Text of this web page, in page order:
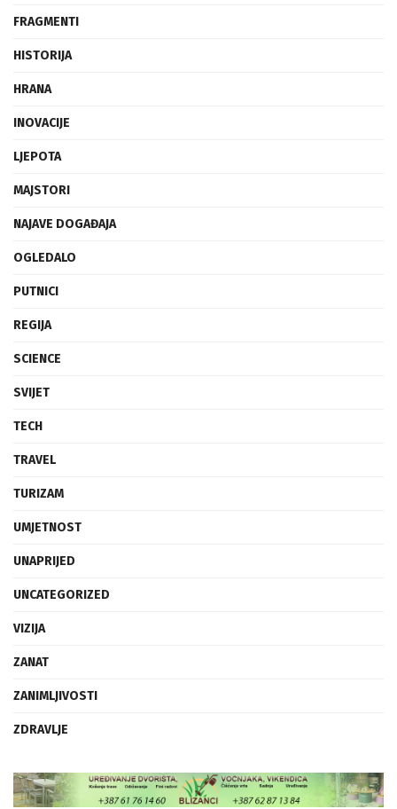
FRAGMENTI
HISTORIJA
HRANA
INOVACIJE
LJEPOTA
MAJSTORI
NAJAVE DOGAĐAJA
OGLEDALO
PUTNICI
REGIJA
SCIENCE
SVIJET
TECH
TRAVEL
TURIZAM
UMJETNOST
UNAPRIJED
UNCATEGORIZED
VIZIJA
ZANAT
ZANIMLJIVOSTI
ZDRAVLJE